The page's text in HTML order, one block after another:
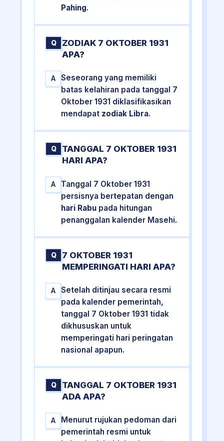
Pahing.
Q
ZODIAK 7 OKTOBER 1931
APA?
A
Seseorang yang memiliki
batas kelahiran pada tanggal 7
Oktober 1931 diklasifikasikan
mendapat zodiak Libra.
Q
TANGGAL 7 OKTOBER 1931
HARI APA?
A
Tanggal 7 Oktober 1931
persisnya bertepatan dengan
hari Rabu pada hitungan
penanggalan kalender Masehi.
Q
7 OKTOBER 1931
MEMPERINGATI HARI APA?
A
Setelah ditinjau secara resmi
pada kalender pemerintah,
tanggal 7 Oktober 1931 tidak
dikhususkan untuk
memperingati hari peringatan
nasional apapun.
Q
TANGGAL 7 OKTOBER 1931
ADA APA?
A
Menurut rujukan pedoman dari
pemerintah resmi untuk